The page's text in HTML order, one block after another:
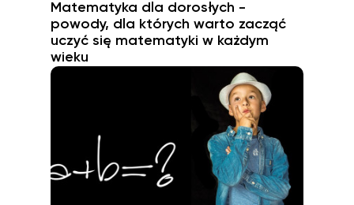
Matematyka dla dorosłych -
powody, dla których warto zacząć
uczyć się matematyki w każdym
wieku